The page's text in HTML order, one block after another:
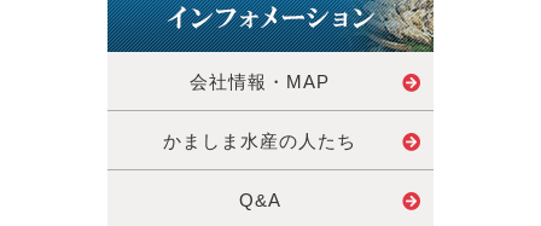
会社情報・MAP
かましま水産の人たち
Q&A